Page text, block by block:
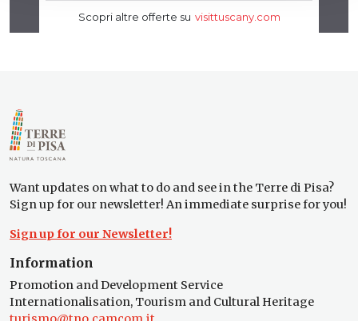
Want updates on what to do and see in the Terre di Pisa?
Sign up for our newsletter! An immediate surprise for you!
Sign up for our Newsletter!
Information
Promotion and Development Service
Internationalisation, Tourism and Cultural Heritage